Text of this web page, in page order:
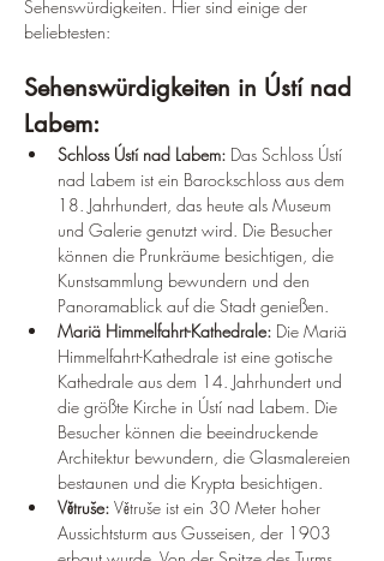
Sehenswürdigkeiten. Hier sind einige der
beliebtesten:
Sehenswürdigkeiten in Ústí nad
Labem:
Schloss Ústí nad Labem: Das Schloss Ústí
nad Labem ist ein Barockschloss aus dem
18. Jahrhundert, das heute als Museum
und Galerie genutzt wird. Die Besucher
können die Prunkräume besichtigen, die
Kunstsammlung bewundern und den
Panoramablick auf die Stadt genießen.
Mariä Himmelfahrt-Kathedrale: Die Mariä
Himmelfahrt-Kathedrale ist eine gotische
Kathedrale aus dem 14. Jahrhundert und
die größte Kirche in Ústí nad Labem. Die
Besucher können die beeindruckende
Architektur bewundern, die Glasmalereien
bestaunen und die Krypta besichtigen.
Větruše: Větruše ist ein 30 Meter hoher
Aussichtsturm aus Gusseisen, der 1903